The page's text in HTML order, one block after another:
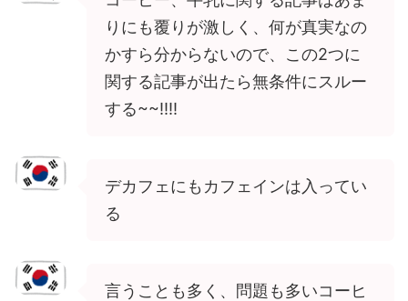
りにも覆りが激しく、何が真実なの
かすら分からないので、この2つに
関する記事が出たら無条件にスルー
する~~!!!!
デカフェにもカフェインは入ってい
る
言うことも多く、問題も多いコーヒ